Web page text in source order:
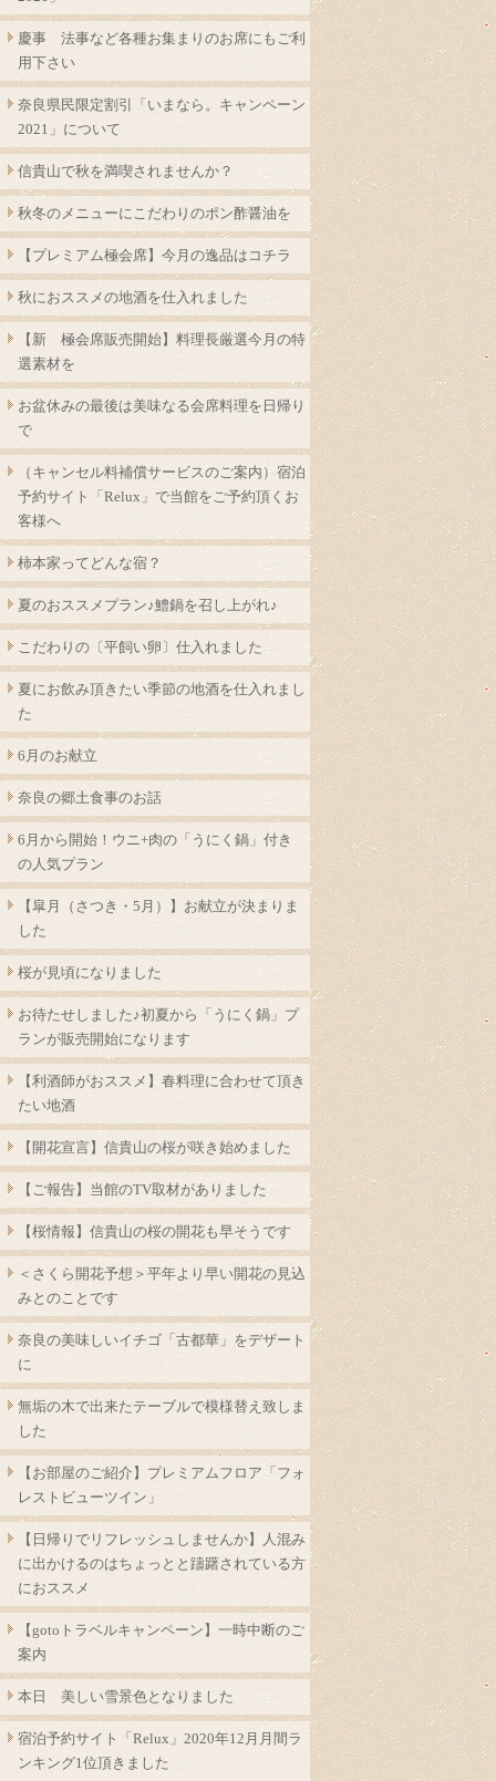
慶事 法事など各種お集まりのお席にもご利
用下さい
奈良県民限定割引「いまなら。キャンペーン
2021」について
信貴山で秋を満喫されませんか？
秋冬のメニューにこだわりのポン酢醤油を
【プレミアム極会席】今月の逸品はコチラ
秋におススメの地酒を仕入れました
【新 極会席販売開始】料理長厳選今月の特
選素材を
お盆休みの最後は美味なる会席料理を日帰り
で
（キャンセル料補償サービスのご案内）宿泊
予約サイト「Relux」で当館をご予約頂くお
客様へ
柿本家ってどんな宿？
夏のおススメプラン♪鱧鍋を召し上がれ♪
こだわりの〔平飼い卵〕仕入れました
夏にお飲み頂きたい季節の地酒を仕入れまし
た
6月のお献立
奈良の郷土食事のお話
6月から開始！ウニ+肉の「うにく鍋」付き
の人気プラン
【皐月（さつき・5月）】お献立が決まりま
した
桜が見頃になりました
お待たせしました♪初夏から「うにく鍋」プ
ランが販売開始になります
【利酒師がおススメ】春料理に合わせて頂き
たい地酒
【開花宣言】信貴山の桜が咲き始めました
【ご報告】当館のTV取材がありました
【桜情報】信貴山の桜の開花も早そうです
＜さくら開花予想＞平年より早い開花の見込
みとのことです
奈良の美味しいイチゴ「古都華」をデザート
に
無垢の木で出来たテーブルで模様替え致しま
した
【お部屋のご紹介】プレミアムフロア「フォ
レストビューツイン」
【日帰りでリフレッシュしませんか】人混み
に出かけるのはちょっとと躊躇されている方
におススメ
【gotoトラベルキャンペーン】一時中断のご
案内
本日 美しい雪景色となりました
宿泊予約サイト「Relux」2020年12月月間ラ
ンキング1位頂きました